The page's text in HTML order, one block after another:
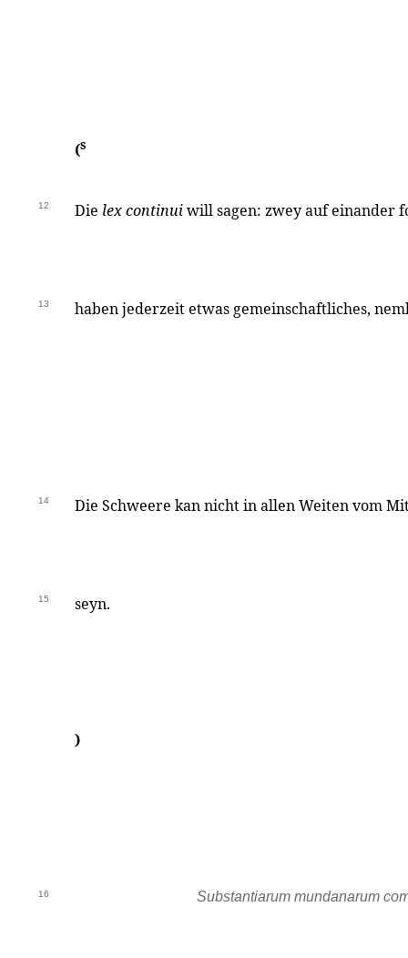
(s
12 Die lex continuiwill sagen: zwey auf einander
13 haben jederzeit etwas gemeinschaftliches,
14 Die Schweere kan nicht in allen Weiten vom
15 seyn.
)
16 Substantiarum mundanarum